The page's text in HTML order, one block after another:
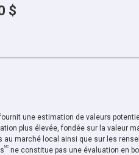
$
une estimation de valeurs
plus élevée, fondée sur la valeur
au marché local ainsi que sur les
MC ne constitue pas une évaluation en